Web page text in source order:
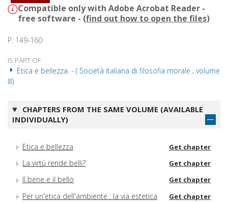
Compatible only with Adobe Acrobat Reader -
free software - (find out how to open the files)
P. 149-160
IS PART OF
Etica e bellezza. - ( Società italiana di filosofia morale ; volume
III)
CHAPTERS FROM THE SAME VOLUME (AVAILABLE
INDIVIDUALLY)
Etica e bellezza Get chapter
La virtù rende belli? Get chapter
Il bene e il bello Get chapter
Per un'etica dell'ambiente : la via estetica Get chapter